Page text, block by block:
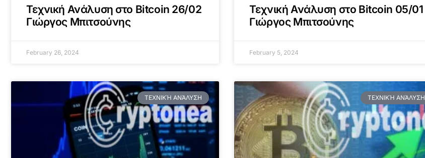
Τεχνική Ανάλυση στο Bitcoin 26/02
Γιώργος Μπιτσούνης
February 26, 2024
Τεχνική Ανάλυση στο Bitcoin 05/01
Γιώργος Μπιτσούνης
February 5, 2024
ΤΕΧΝΙΚΉ ΑΝΆΛΥΣΗ ΤΕΧΝΙΚΉ ΑΝΆΛΥΣΗ